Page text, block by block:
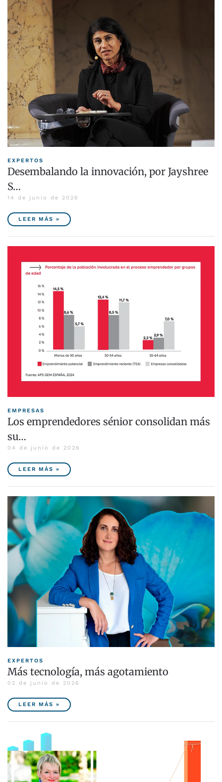
EXPERTOS
Desembalando la innovación, por Jayshree
S…
14 de junio de 2026
LEER MÁS »
EMPRESAS
Los emprendedores sénior consolidan más
su…
04 de junio de 2026
LEER MÁS »
EXPERTOS
Más tecnología, más agotamiento
02 de junio de 2026
LEER MÁS »